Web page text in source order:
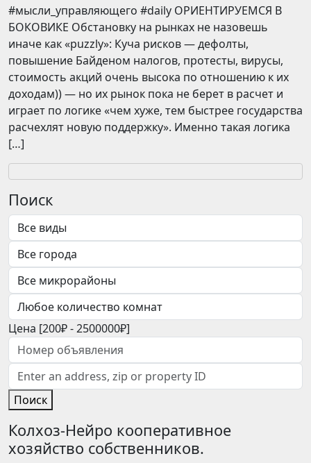
​​#мысли_управляющего #daily ОРИЕНТИРУЕМСЯ В
БОКОВИКЕ Обстановку на рынках не назовешь
иначе как «puzzly»: Куча рисков — дефолты,
повышение Байденом налогов, протесты, вирусы,
стоимость акций очень высока по отношению к их
доходам)) — но их рынок пока не берет в расчет и
играет по логике «чем хуже, тем быстрее государства
расчехлят новую поддержку». Именно такая логика
[…]
Поиск
Цена [200₽-2500000₽]
Поиск
Колхоз-Нейро кооперативное
хозяйство собственников.